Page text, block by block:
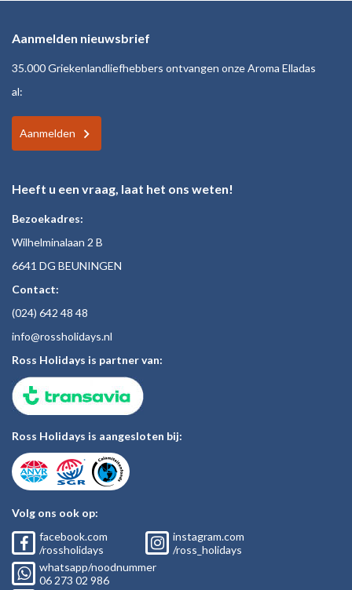
Aanmelden nieuwsbrief
35.000 Griekenlandliefhebbers ontvangen onze Aroma Elladas
al:
Aanmelden
Heeft u een vraag, laat het ons weten!
Bezoekadres:
Wilhelminalaan 2 B
6641 DG BEUNINGEN
Contact:
(024) 642 48 48
info@rossholidays.nl
Ross Holidays is partner van:
Ross Holidays is aangesloten bij:
Volg ons ook op:
facebook.com
/rossholidays
instagram.com
/ross_holidays
whatsapp/noodnummer
06 273 02 986